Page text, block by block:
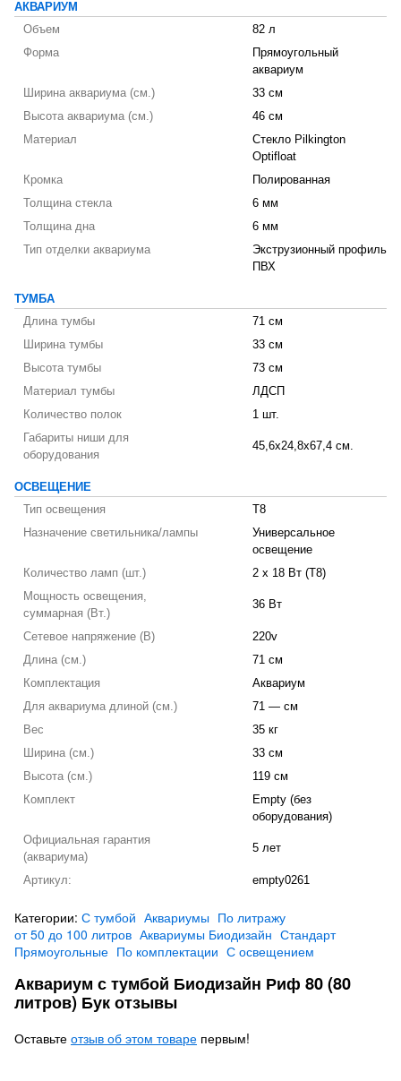
АКВАРИУМ
Объем
82 л
Форма
Прямоугольный
аквариум
Ширина аквариума (см.)
33 см
Высота аквариума (см.)
46 см
Материал
Стекло Pilkington
Optifloat
Кромка
Полированная
Толщина стекла
6 мм
Толщина дна
6 мм
Тип отделки аквариума
Экструзионный профиль
ПВХ
ТУМБА
Длина тумбы
71 см
Ширина тумбы
33 см
Высота тумбы
73 см
Материал тумбы
ЛДСП
Количество полок
1 шт.
Габариты ниши для
оборудования
45,6x24,8x67,4 см.
ОСВЕЩЕНИЕ
Тип освещения
T8
Назначение светильника/лампы
Универсальное
освещение
Количество ламп (шт.)
2 х 18 Вт (T8)
Мощность освещения,
суммарная (Вт.)
36 Вт
Сетевое напряжение (В)
220v
Длина (см.)
71 см
Комплектация
Аквариум
Для аквариума длиной (см.)
71 — см
Вес
35 кг
Ширина (см.)
33 см
Высота (см.)
119 см
Комплект
Empty (без
оборудования)
Официальная гарантия
(аквариума)
5 лет
Артикул: empty0261
Категории: С тумбой Аквариумы По литражу
от 50 до 100 литров Аквариумы Биодизайн Стандарт
Прямоугольные По комплектации С освещением
Аквариум с тумбой Биодизайн Риф 80 (80
литров) Бук отзывы
Оставьте отзыв об этом товаре первым!